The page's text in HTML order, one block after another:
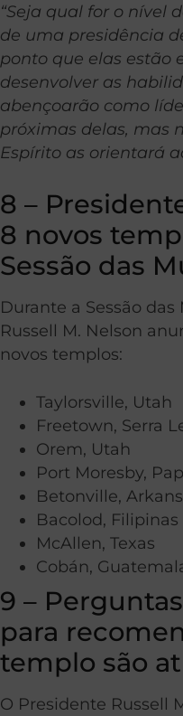
“Seja qual for o nível
de uma presidência
ponto que elas estão
desenvolver as
abençoarão como
próximas delas, mas
Espírito as orientará
8 –
8 novos
Sessão das
Durante a Sessão
Russell M. Nelson
novos templos:
Taylorsville, Utah
Freetown, Serra
Orem, Utah
Port Moresby,
Betonville,
Bacolod, Filipinas
McAllen, Texas
Cobán,
9 –
para
templo são
O Presidente Russell